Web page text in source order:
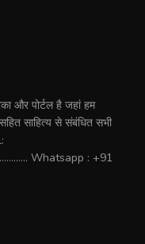
और पोर्टल है जहां हम
साहित्य से संबंधित सभी
Whatsapp : +91